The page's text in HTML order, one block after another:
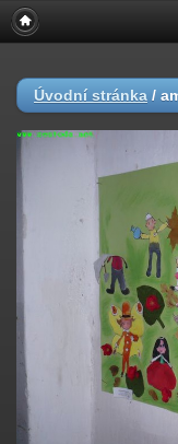
Úvodní stránka /